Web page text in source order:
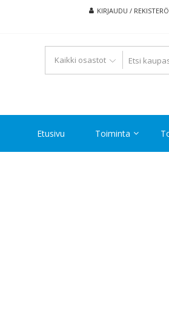
KIRJAUDU /
Etusivu Toiminta